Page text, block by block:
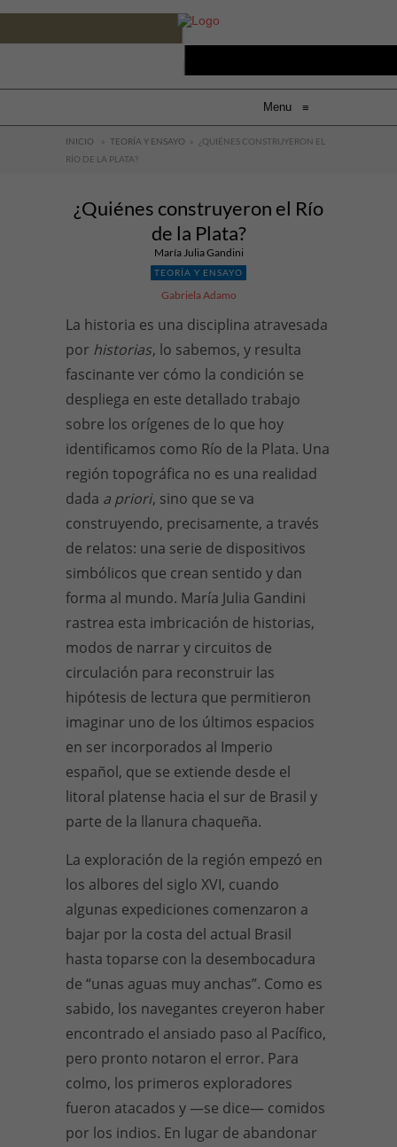
Menu ≡
INICIO » TEORÍA Y ENSAYO » ¿QUIÉNES CONSTRUYERON EL
RÍO DE LA PLATA?
¿Quiénes construyeron el Río
de la Plata?
María Julia Gandini
TEORÍA Y ENSAYO
Gabriela Adamo
La historia es una disciplina atravesada
por historias, lo sabemos, y resulta
fascinante ver cómo la condición se
despliega en este detallado trabajo
sobre los orígenes de lo que hoy
identificamos como Río de la Plata. Una
región topográfica no es una realidad
dada a priori, sino que se va
construyendo, precisamente, a través
de relatos: una serie de dispositivos
simbólicos que crean sentido y dan
forma al mundo. María Julia Gandini
rastrea esta imbricación de historias,
modos de narrar y circuitos de
circulación para reconstruir las
hipótesis de lectura que permitieron
imaginar uno de los últimos espacios
en ser incorporados al Imperio
español, que se extiende desde el
litoral platense hacia el sur de Brasil y
parte de la llanura chaqueña.
La exploración de la región empezó en
los albores del siglo XVI, cuando
algunas expediciones comenzaron a
bajar por la costa del actual Brasil
hasta toparse con la desembocadura
de “unas aguas muy anchas”. Como es
sabido, los navegantes creyeron haber
encontrado el ansiado paso al Pacífico,
pero pronto notaron el error. Para
colmo, los primeros exploradores
fueron atacados y —se dice— comidos
por los indios. En lugar de abandonar